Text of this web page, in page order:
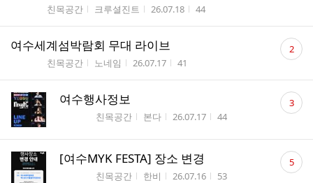
친목공간 작성자
크루셜진트 작성시간
26.07.18 조회수
44
여수세계섬박람회 무대 라이브
친목공간 작성자
노네임 작성시간
26.07.17 조회수
41
댓
글 2
여수행사정보
친목공간 작성자
본다 작성시간
26.07.17 조회수
44
댓
글 3
[여수MYK FESTA] 장소 변경
친목공간 작성자
한비 작성시간
26.07.16 조회수
53
댓
글 5